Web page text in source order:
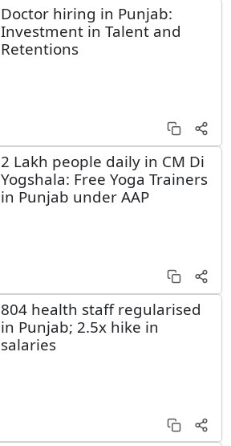
Doctor hiring in Punjab:
Investment in Talent and
Retentions
2 Lakh people daily in CM Di
Yogshala: Free Yoga Trainers
in Punjab under AAP
804 health staff regularised
in Punjab; 2.5x hike in
salaries